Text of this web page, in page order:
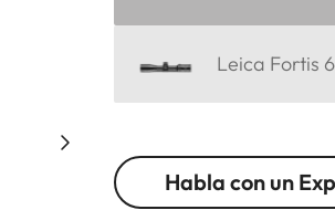
Leica Fortis
Habla con un